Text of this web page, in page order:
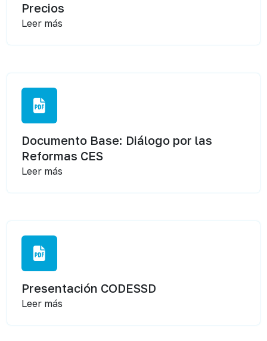
Precios
Leer más
Documento Base: Diálogo por las
Reformas CES
Leer más
Presentación CODESSD
Leer más